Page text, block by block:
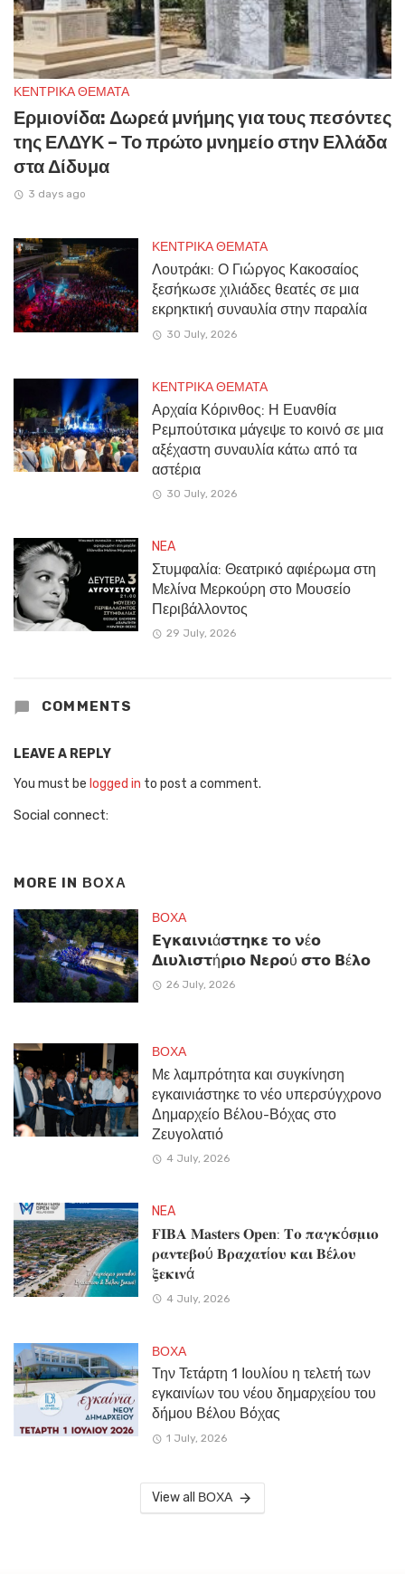
ΚΕΝΤΡΙΚΑ ΘΕΜΑΤΑ
Ερμιονίδα: Δωρεά μνήμης για τους πεσόντες
της ΕΛΔΥΚ – Το πρώτο μνημείο στην Ελλάδα
στα Δίδυμα
3 days ago
ΚΕΝΤΡΙΚΑ ΘΕΜΑΤΑ
Λουτράκι: Ο Γιώργος Κακοσαίος
ξεσήκωσε χιλιάδες θεατές σε μια
εκρηκτική συναυλία στην παραλία
30 July, 2026
ΚΕΝΤΡΙΚΑ ΘΕΜΑΤΑ
Αρχαία Κόρινθος: Η Ευανθία
Ρεμπούτσικα μάγεψε το κοινό σε μια
αξέχαστη συναυλία κάτω από τα
αστέρια
30 July, 2026
NEA
Στυμφαλία: Θεατρικό αφιέρωμα στη
Μελίνα Μερκούρη στο Μουσείο
Περιβάλλοντος
29 July, 2026
COMMENTS
LEAVE A REPLY
You must be logged in to post a comment.
Social connect:
MORE IN ΒΟΧΑ
ΒΟΧΑ
𝝚𝝲𝝹𝝰𝝸𝝼𝝸ά𝞂𝞃𝝶𝝹𝝴 𝞃𝝾 𝝼έ𝝾
𝝙𝝸𝞄𝝺𝝸𝞂𝞃ή𝞀𝝸𝝾 𝝢𝝴𝞀𝝾ύ 𝞂𝞃𝝾 𝝗έ𝝺𝝾
26 July, 2026
ΒΟΧΑ
Με λαμπρότητα και συγκίνηση
εγκαινιάστηκε το νέο υπερσύγχρονο
Δημαρχείο Βέλου-Βόχας στο
Ζευγολατιό
4 July, 2026
NEA
𝐅𝐈𝐁𝐀 𝐌𝐚𝐬𝐭𝐞𝐫𝐬 𝐎𝐩𝐞𝐧: 𝚻𝛐 𝛑𝛂𝛄𝛋ό𝛔𝛍𝛊𝛐
𝛒𝛂𝛎𝛕𝛆𝛃𝛐ύ 𝚩𝛒𝛂𝛘𝛂𝛕ί𝛐𝛖 𝛋𝛂𝛊 𝚩έ𝛌𝛐𝛖
𝛏𝛆𝛋𝛊𝛎ά
4 July, 2026
ΒΟΧΑ
Την Τετάρτη 1 Ιουλίου η τελετή των
εγκαινίων του νέου δημαρχείου του
δήμου Βέλου Βόχας
1 July, 2026
View all ΒΟΧΑ